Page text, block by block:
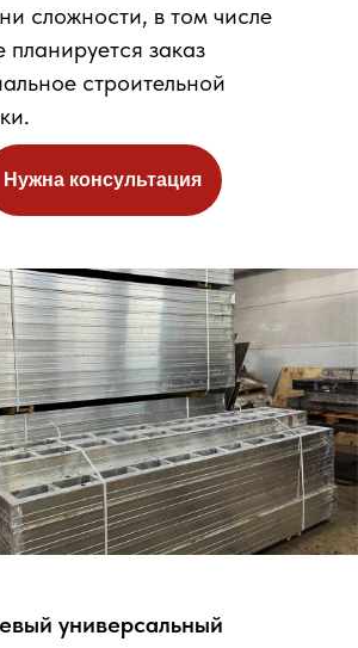
Нужна консультация
сложности, в том числе
планируется заказ
строительной
универсальный